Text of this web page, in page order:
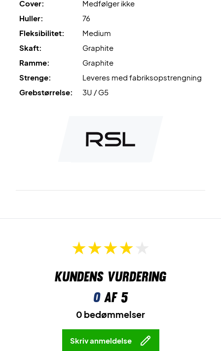
Cover:
Medfølger ikke
Huller:
76
Fleksibilitet:
Medium
Skaft:
Graphite
Ramme:
Graphite
Strenge:
Leveres med fabriksopstrengning
Grebstørrelse:
3U / G5
Kundens vurdering
0af 5
0 bedømmelser
Skriv anmeldelse